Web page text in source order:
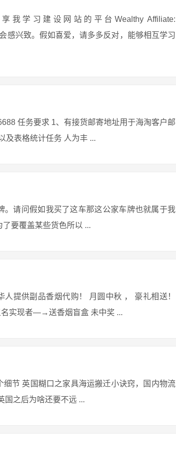
学习建设网站的平台Wealthy Affiliate:
感兴致。假如喜爱，请多多反对，能够相互学习
任务要求 1、有接货邮寄地址用于海淘客户邮
及表格统计任务 人为丰 ...
请问假如我买了这车那这公家车牌也就属于我
要覆盖某些货色所以 ...
提供副品香烟代购！ 月圆中秋 ， 豪礼相送！
名实现者—→送香烟盲盒 未中奖 ...
节 英国糊口之家具海运搬迁小诀窍，国内物流
国之后为啥还要不远 ...